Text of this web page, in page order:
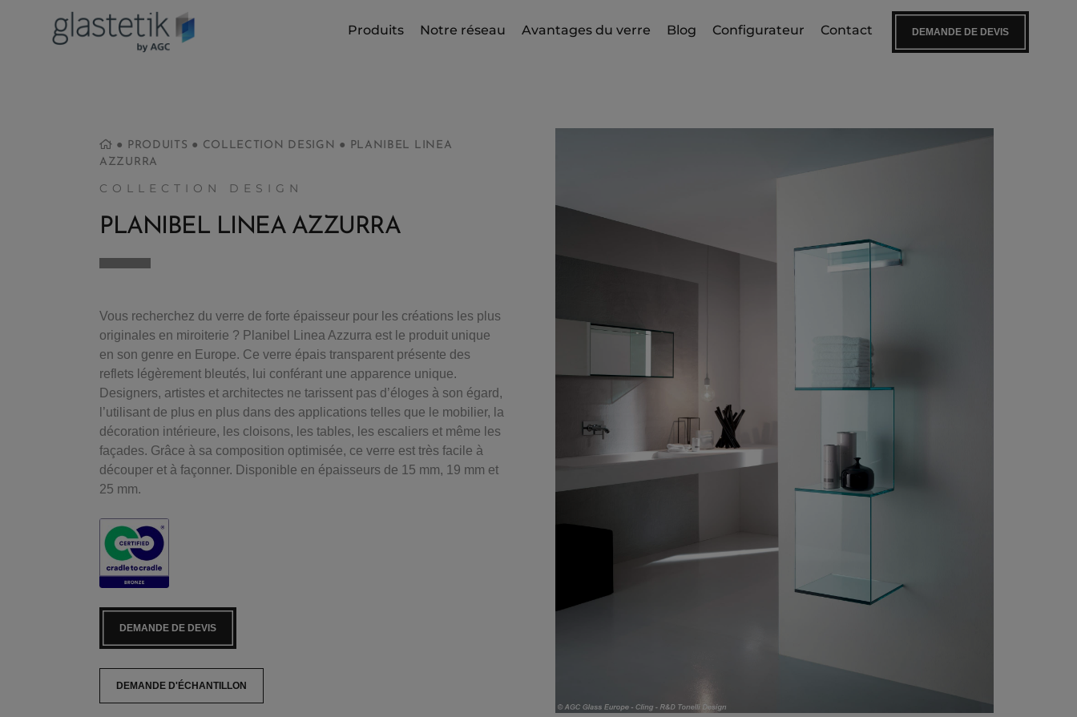
Produits Notre réseau Avantages du verre Blog Configurateur Contact DEMANDE DE DEVIS
● PRODUITS ● COLLECTION DESIGN ● PLANIBEL LINEA
AZZURRA
COLLECTION DESIGN
PLANIBEL LINEA AZZURRA
Vous recherchez du verre de forte épaisseur pour les créations les plus
originales en miroiterie ? Planibel Linea Azzurra est le produit unique
en son genre en Europe. Ce verre épais transparent présente des
reflets légèrement bleutés, lui conférant une apparence unique.
Designers, artistes et architectes ne tarissent pas d’éloges à son égard,
l’utilisant de plus en plus dans des applications telles que le mobilier, la
décoration intérieure, les cloisons, les tables, les escaliers et même les
façades. Grâce à sa composition optimisée, ce verre est très facile à
découper et à façonner. Disponible en épaisseurs de 15 mm, 19 mm et
25 mm.
DEMANDE DE DEVIS
DEMANDE D'ÉCHANTILLON